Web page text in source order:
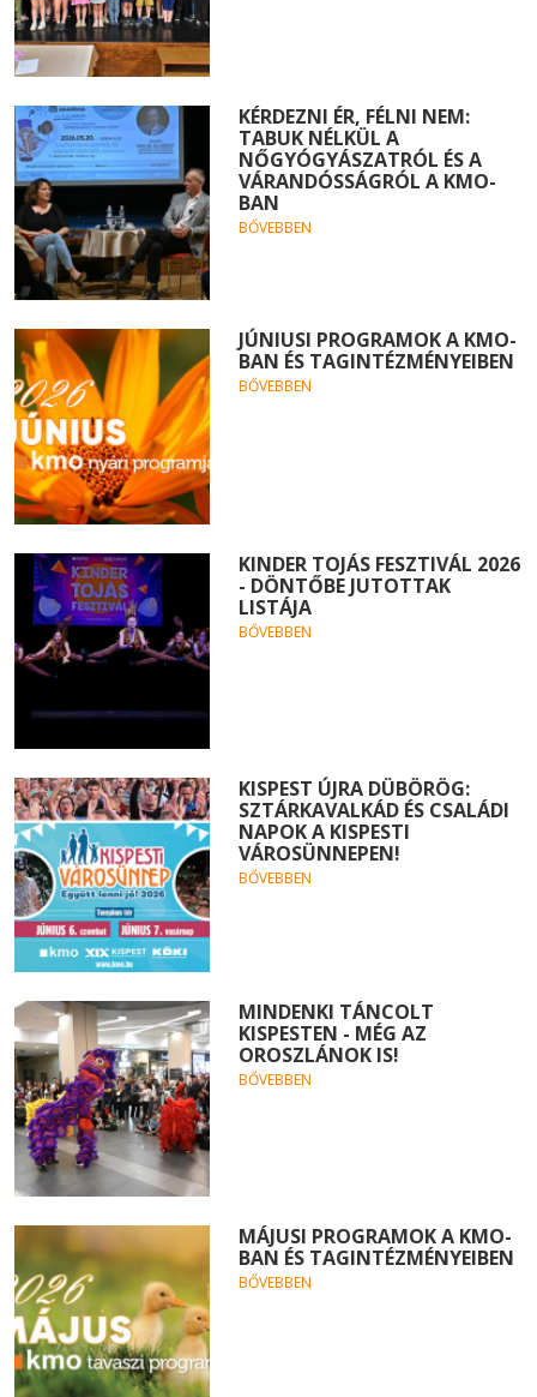
KÉRDEZNI ÉR, FÉLNI NEM:
TABUK NÉLKÜL A
NŐGYÓGYÁSZATRÓL ÉS A
VÁRANDÓSSÁGRÓL A KMO-
BAN
BŐVEBBEN
JÚNIUSI PROGRAMOK A KMO-
BAN ÉS TAGINTÉZMÉNYEIBEN
BŐVEBBEN
KINDER TOJÁS FESZTIVÁL 2026
- DÖNTŐBE JUTOTTAK
LISTÁJA
BŐVEBBEN
KISPEST ÚJRA DÜBÖRÖG:
SZTÁRKAVALKÁD ÉS CSALÁDI
NAPOK A KISPESTI
VÁROSÜNNEPEN!
BŐVEBBEN
MINDENKI TÁNCOLT
KISPESTEN - MÉG AZ
OROSZLÁNOK IS!
BŐVEBBEN
MÁJUSI PROGRAMOK A KMO-
BAN ÉS TAGINTÉZMÉNYEIBEN
BŐVEBBEN